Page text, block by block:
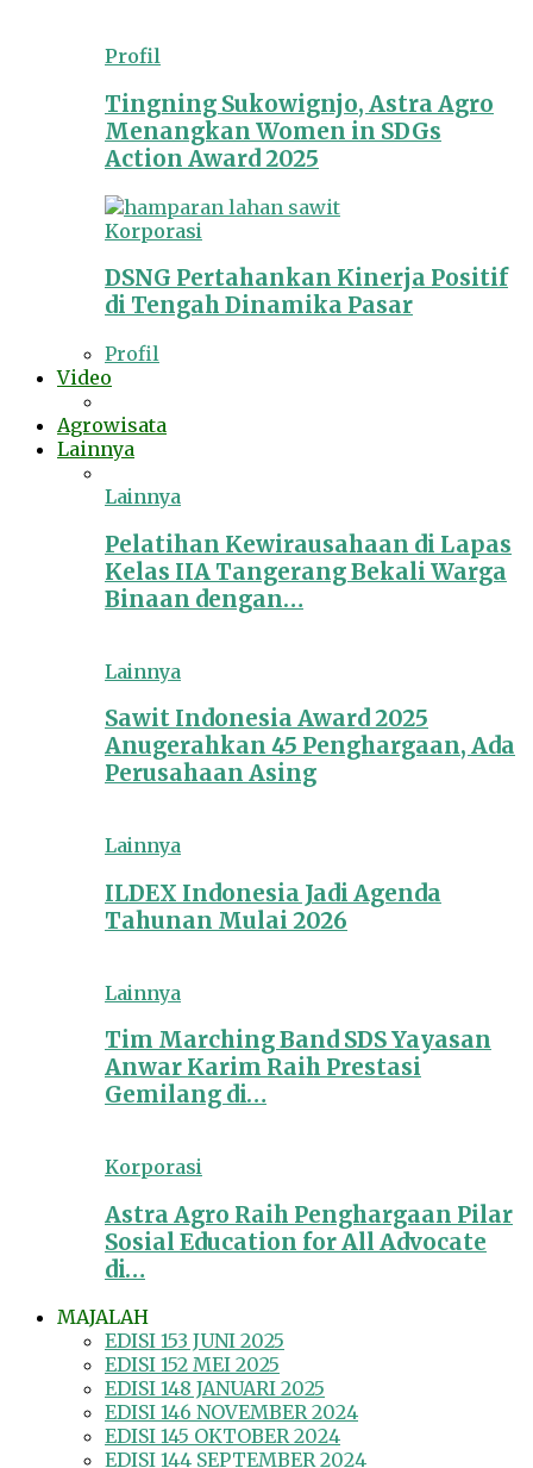
Profil
Tingning Sukowignjo, Astra Agro
Menangkan Women in SDGs
Action Award 2025
Korporasi
DSNG Pertahankan Kinerja Positif
di Tengah Dinamika Pasar
Profil
Video
Agrowisata
Lainnya
Lainnya
Pelatihan Kewirausahaan di Lapas
Kelas IIA Tangerang Bekali Warga
Binaan dengan…
Lainnya
Sawit Indonesia Award 2025
Anugerahkan 45 Penghargaan, Ada
Perusahaan Asing
Lainnya
ILDEX Indonesia Jadi Agenda
Tahunan Mulai 2026
Lainnya
Tim Marching Band SDS Yayasan
Anwar Karim Raih Prestasi
Gemilang di…
Korporasi
Astra Agro Raih Penghargaan Pilar
Sosial Education for All Advocate
di…
MAJALAH
EDISI 153 JUNI 2025
EDISI 152 MEI 2025
EDISI 148 JANUARI 2025
EDISI 146 NOVEMBER 2024
EDISI 145 OKTOBER 2024
EDISI 144 SEPTEMBER 2024